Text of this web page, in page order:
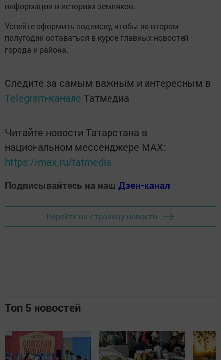
информации и историях земляков.
Успейте оформить подписку, чтобы во втором
полугодии оставаться в курсе главных новостей
города и района.
Следите за самым важным и интересным в
Telegram-канале Татмедиа
Читайте новости Татарстана в
национальном мессенджере MАХ:
https://max.ru/tatmedia
Подписывайтесь на наш Дзен-канал
Перейти на страницу новости
Топ 5 новостей